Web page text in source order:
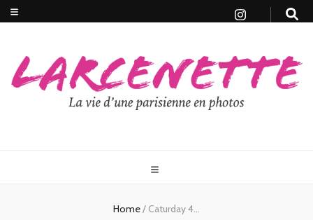
Home/ Caturday 4…